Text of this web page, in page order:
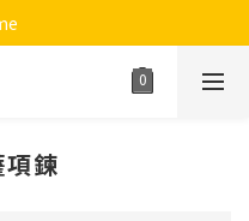
花園》
花園》
鍊